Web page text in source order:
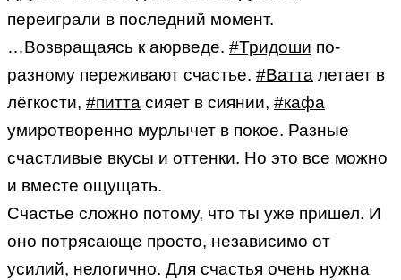
переиграли в последний момент.
…Возвращаясь к аюрведе. #Тридоши по-
разному переживают счастье. #Ватта летает в
лёгкости, #питта сияет в сиянии, #кафа
умиротворенно мурлычет в покое. Разные
счастливые вкусы и оттенки. Но это все можно
и вместе ощущать.
Счастье сложно потому, что ты уже пришел. И
оно потрясающе просто, независимо от
усилий, нелогично. Для счастья очень нужна